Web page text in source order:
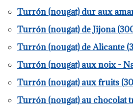
Turrón (nougat) dur aux
Turrón (nougat) de Jijona
Turrón (nougat) de Alicante
Turrón (nougat) aux noix -
Turrón (nougat) aux fruits
Turrón (nougat) au chocolat